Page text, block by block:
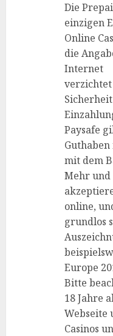
Die
einzigen
Online
die
Internet
Paysafe
mit dem
Mehr und
online,
grundlos
Europe
Bitte
18 Jahre
Webseite
Casinos